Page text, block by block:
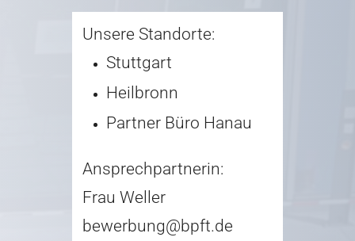
Unsere Standorte:
Stuttgart
Heilbronn
Partner Büro Hanau
Ansprechpartnerin:
Frau Weller
bewerbung@bpft.de